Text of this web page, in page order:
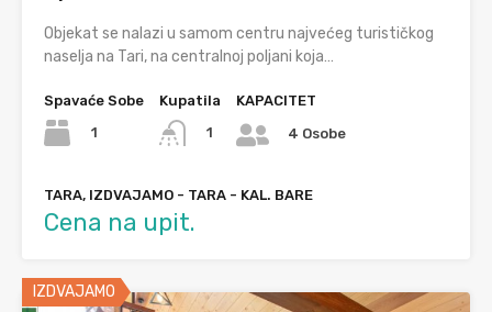
Objekat se nalazi u samom centru najvećeg turističkog
naselja na Tari, na centralnoj poljani koja…
Spavaće Sobe
1
Kupatila
1
KAPACITET
4 Osobe
TARA, IZDVAJAMO - TARA - KAL. BARE
Cena na upit.
IZDVAJAMO